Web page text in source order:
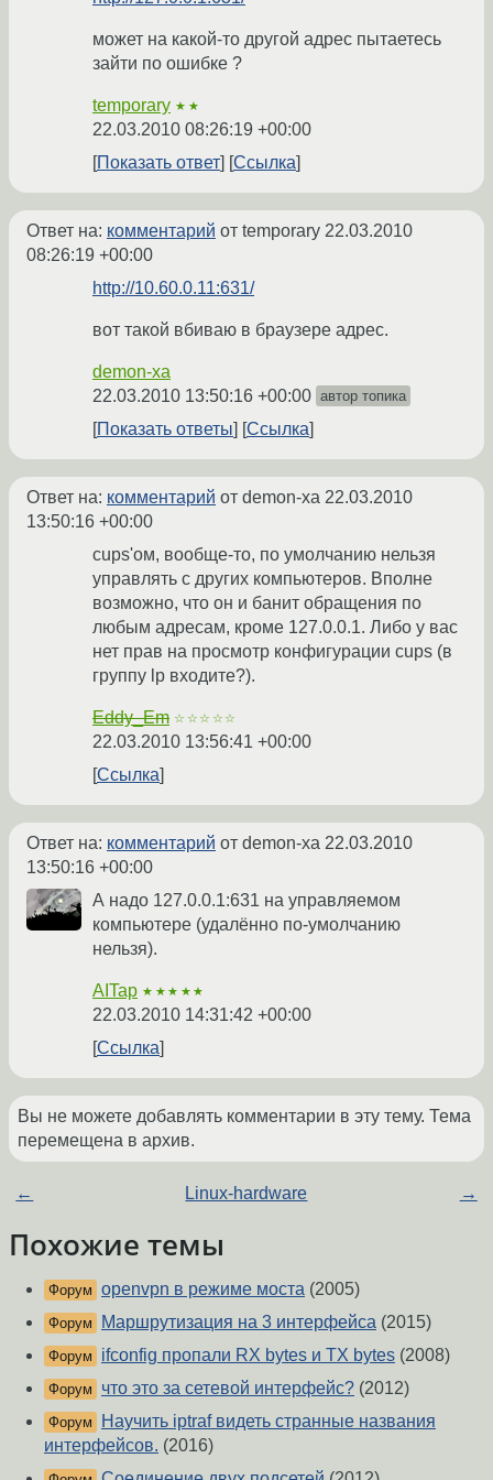
может на какой-то другой адрес пытаетесь
зайти по ошибке ?
temporary ★★
22.03.2010 08:26:19 +00:00
Показать ответ
Ссылка
Ответ на: комментарий от temporary 22.03.2010
08:26:19 +00:00
http://10.60.0.11:631/
вот такой вбиваю в браузере адрес.
demon-xa
22.03.2010 13:50:16 +00:00 автор топика
Показать ответы Ссылка
Ответ на: комментарий от demon-xa 22.03.2010
13:50:16 +00:00
cups'ом, вообще-то, по умолчанию нельзя
управлять с других компьютеров. Вполне
возможно, что он и банит обращения по
любым адресам, кроме 127.0.0.1. Либо у вас
нет прав на просмотр конфигурации cups (в
группу lp входите?).
Eddy_Em ☆☆☆☆☆
22.03.2010 13:56:41 +00:00
Ссылка
Ответ на: комментарий от demon-xa 22.03.2010
13:50:16 +00:00
А надо 127.0.0.1:631 на управляемом
компьютере (удалённо по-умолчанию
нельзя).
AITap ★★★★★
22.03.2010 14:31:42 +00:00
Ссылка
Вы не можете добавлять комментарии в эту тему. Тема
перемещена в архив.
← Linux-hardware →
Похожие темы
Форум openvpn в режиме моста (2005)
Форум Маршрутизация на 3 интерфейса (2015)
Форум ifconfig пропали RX bytes и TX bytes (2008)
Форум что это за сетевой интерфейс? (2012)
Форум
Научить iptraf видеть странные названия
интерфейсов. (2016)